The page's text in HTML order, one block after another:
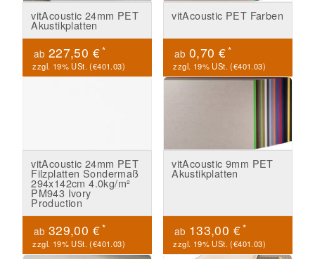
vitAcoustic 24mm PET
Akustikplatten
ab 227,50 €*
zzgl. 19% USt. (€401.03)
vitAcoustic PET Farben
ab 0,70 €*
zzgl. 19% USt. (€401.03)
vitAcoustic 24mm PET
Filzplatten Sondermaß
294x142cm 4.0kg/m²
PM943 Ivory
Production
ab 329,00 €*
zzgl. 19% USt. (€401.03)
vitAcoustic 9mm PET
Akustikplatten
ab 133,00 €*
zzgl. 19% USt. (€401.03)